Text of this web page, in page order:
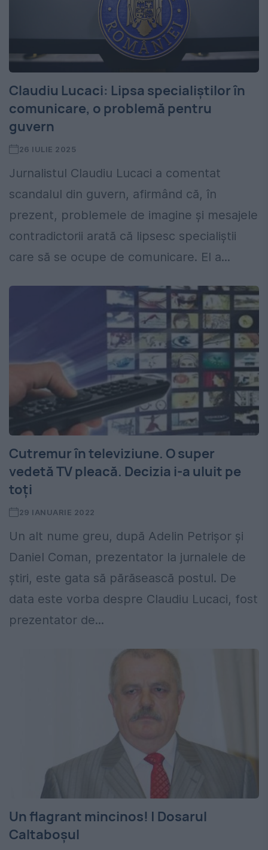
Claudiu Lucaci: Lipsa specialiștilor în
comunicare, o problemă pentru
guvern
26 IULIE 2025
Jurnalistul Claudiu Lucaci a comentat
scandalul din guvern, afirmând că, în
prezent, problemele de imagine și mesajele
contradictorii arată că lipsesc specialiștii
care să se ocupe de comunicare. El a...
Cutremur în televiziune. O super
vedetă TV pleacă. Decizia i-a uluit pe
toți
29 IANUARIE 2022
Un alt nume greu, după Adelin Petrișor și
Daniel Coman, prezentator la jurnalele de
știri, este gata să părăsească postul. De
data este vorba despre Claudiu Lucaci, fost
prezentator de...
Un flagrant mincinos! | Dosarul
Caltaboșul